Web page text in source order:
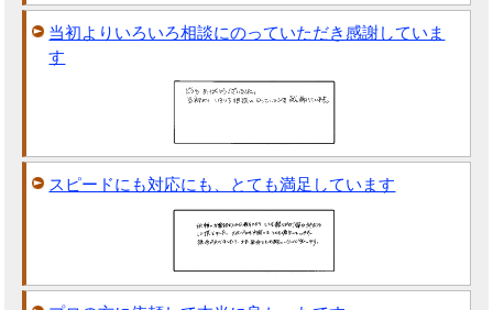
当初よりいろいろ相談にのっていただき感謝していま
す
スピードにも対応にも、とても満足しています